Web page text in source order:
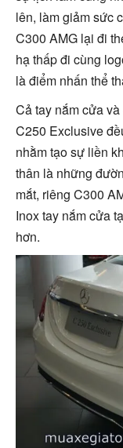
lên, làm giảm sức
C300 AMG lại đi
hạ thấp đi cùng
là điểm nhấn thể
Cả tay nắm cửa
C250 Exclusive
nhằm tạo sự liền
thân là những
mắt, riêng C300
Inox tay nắm cửa
hơn.